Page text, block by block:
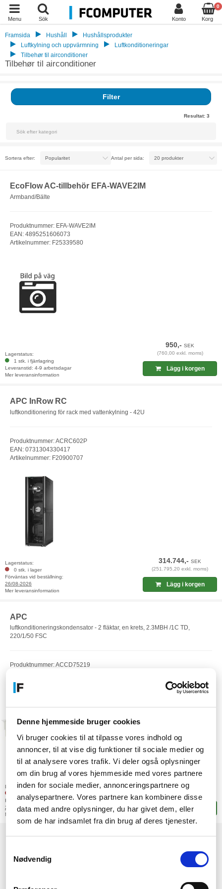
Denne hjemmeside bruger cookies
Vi bruger cookies til at tilpasse vores indhold og
annoncer, til at vise dig funktioner til sociale medier og
til at analysere vores trafik. Vi deler også oplysninger
om din brug af vores hjemmeside med vores partnere
inden for sociale medier, annonceringspartnere og
analysepartnere. Vores partnere kan kombinere disse
data med andre oplysninger, du har givet dem, eller
som de har indsamlet fra din brug af deres tjenester.
Nødvendig
Menu Sök Konto
0
Korg
Framsida Hushåll
Hushållsprodukter
Luftkylning och uppvärmning
Luftkonditioneringar
Tilbehør til airconditioner
Tilbehør til airconditioner
Filter
Resultat: 3
Sortera efter: Antal per sida:
EcoFlow AC-tillbehör EFA-WAVE2IM
Armband/Bälte
Produktnummer: EFA-WAVE2IM
EAN: 4895251606073
Artikelnummer: F25339580
Lagerstatus:
1 stk. i fjärrlagring
Leveranstid: 4-9 arbetsdagar
Mer leveransinformation
950,-SEK
(760,00 exkl. moms)
Lägg i korgen
APC InRow RC
luftkonditionering för rack med vattenkylning - 42U
Produktnummer: ACRC602P
EAN: 0731304330417
Artikelnummer: F20900707
Lagerstatus:
0 stk. i lager
Förväntas vid beställning:
26/08-2026
Mer leveransinformation
314.744,-SEK
(251.795,20 exkl. moms)
Lägg i korgen
APC
luftkonditioneringskondensator - 2 fläktar, en krets, 2.3MBH /1C TD,
220/1/50 FSC
Produktnummer: ACCD75219
Artikelnummer: F15009410
Lagerstatus:
0 stk. i lager
Förväntas vid beställning:
27/08-2026
Mer leveransinformation
70.865,-SEK
Lägg i korgen